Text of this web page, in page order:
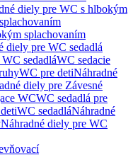
diely pre WC s hlbokým
splachovaním
diely pre WC sedadlá
sedadláWC sedacie
WC pre detiNáhradné
diely pre Závesné
WCWC sedadlá pre
WC sedadláNáhradné
Náhradné diely pre WC